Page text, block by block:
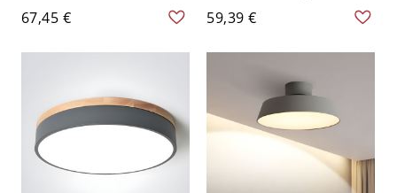
élégant avec abat-jour en
fer vers le bas pour les
maisons modernes - 110
67,45 €
minimaliste à dôme
métallique réglable avec
support en bois
59,39 €